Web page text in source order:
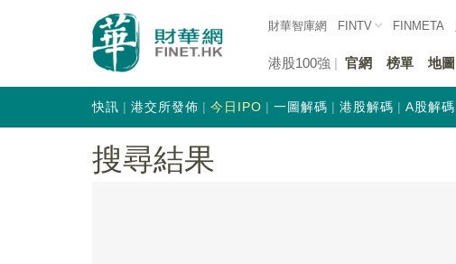
財華智庫網 FINTV FINMETA
港股100強 官網 榜單 地圖
快訊 港交所發佈 今日IPO 一圖解碼 港股解碼 A股解碼
搜尋結果